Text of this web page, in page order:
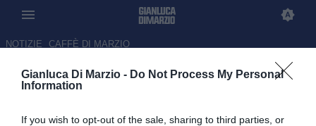
Gianluca Di Marzio - Do Not Process My Personal
Information
If you wish to opt-out of the sale, sharing to third parties, or
NOTIZIE CAFFÈ DI MARZIO
Serie A 2026/27, le 20 squadre